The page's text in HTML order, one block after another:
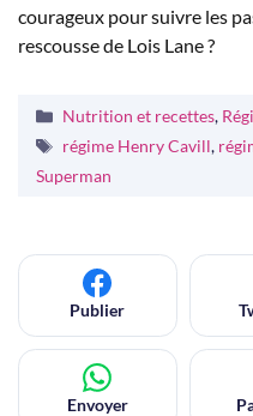
courageux pour suivre les
rescousse de Lois Lane ?
Catégories
Nutrition et recettes,
Étiquettes
régime Henry Cavill,
Superman
Publier
Envoyer